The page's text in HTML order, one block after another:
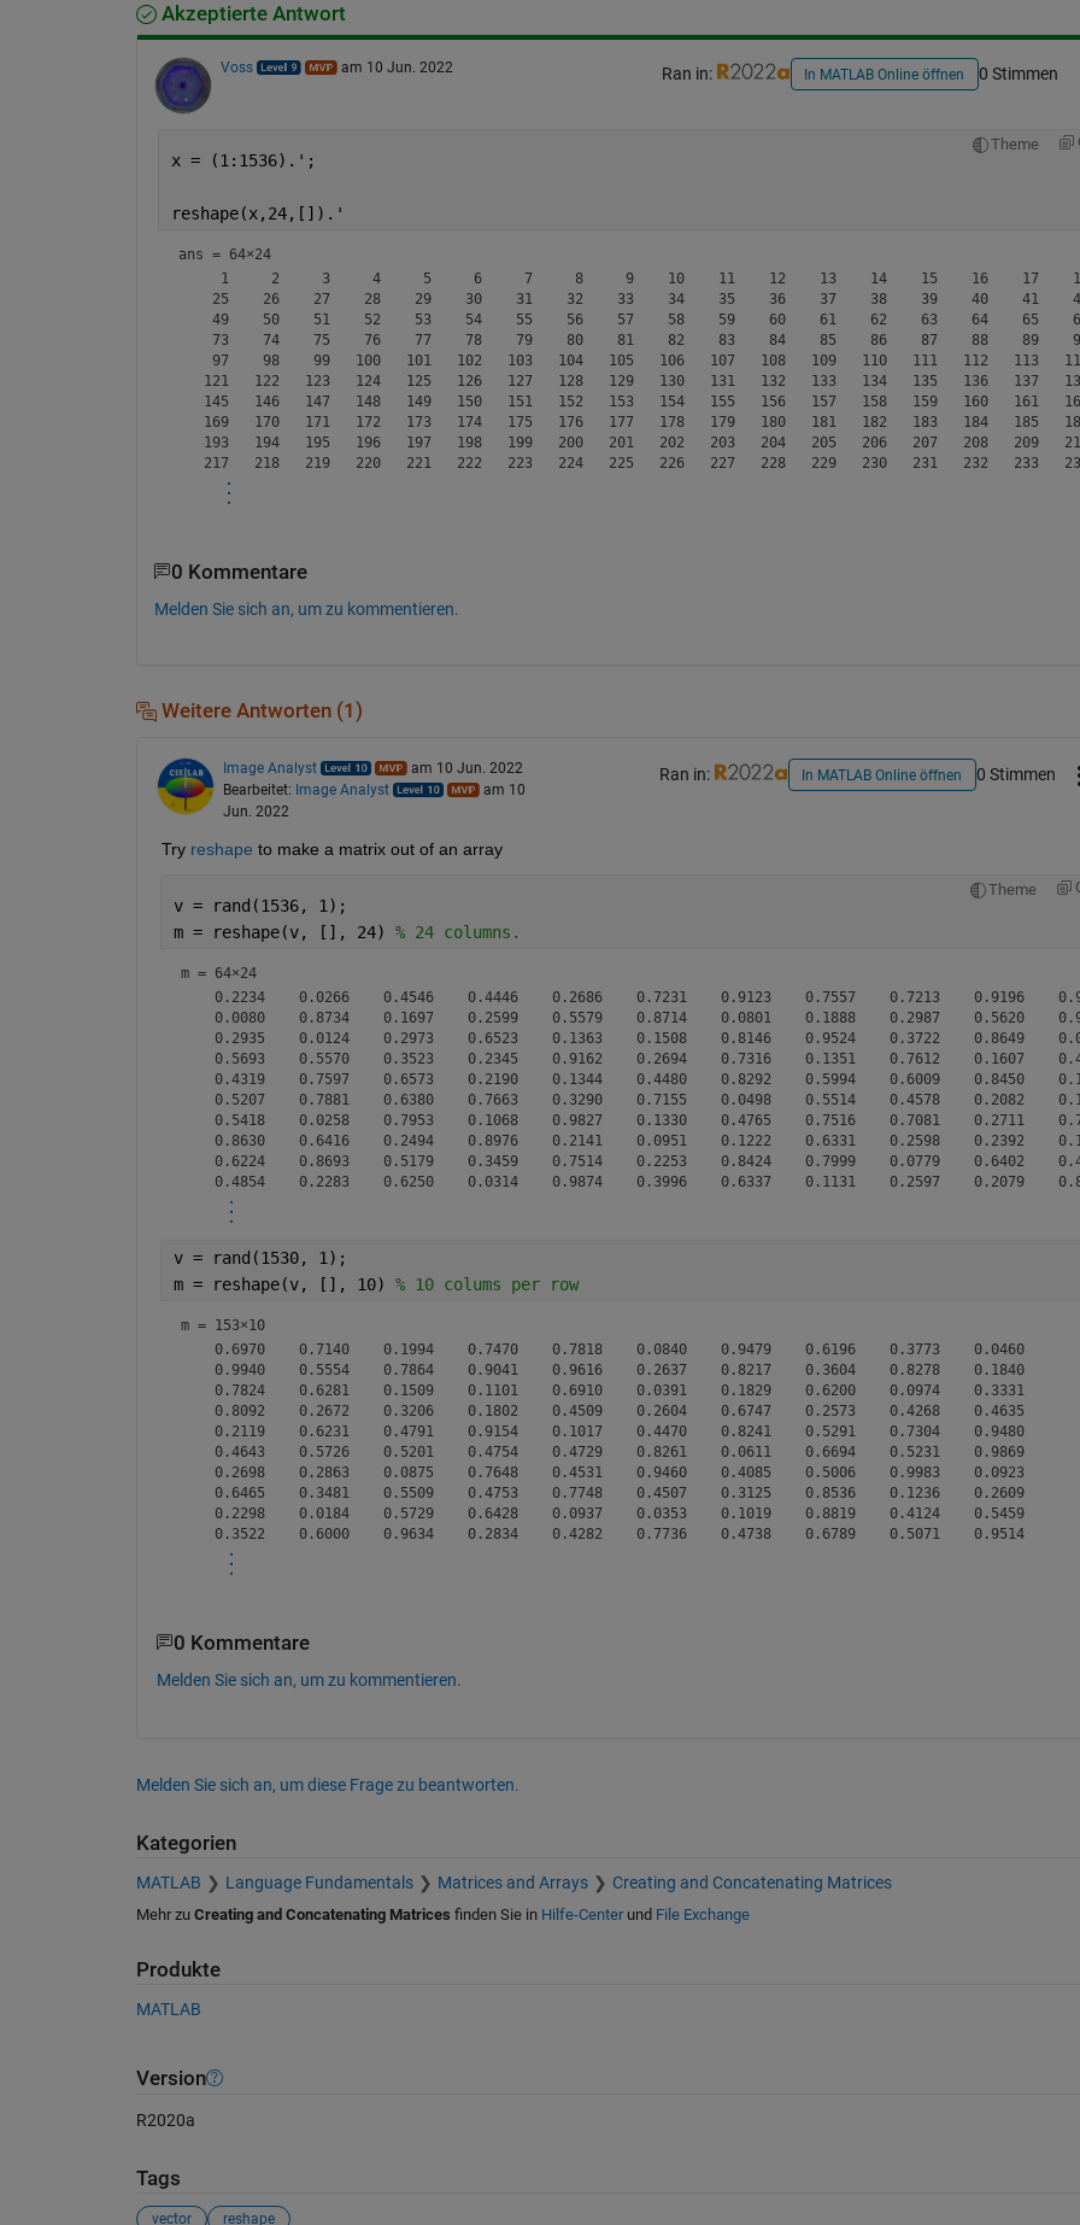
Akzeptierte Antwort
Voss am 10 Jun. 2022 Ran in: In MATLAB Online öffnen 0 Stimmen
Theme
x = (1:1536).';
reshape(x,24,[]).'
ans = 64×24
1     2     3     4     5     6     7     8     9    10    11    12    13    14    15    16    17
25    26    27    28    29    30    31    32    33    34    35    36    37    38    39    40    41
49    50    51    52    53    54    55    56    57    58    59    60    61    62    63    64    65
73    74    75    76    77    78    79    80    81    82    83    84    85    86    87    88    89
97    98    99   100   101   102   103   104   105   106   107   108   109   110   111   112   113
121   122   123   124   125   126   127   128   129   130   131   132   133   134   135   136   137
145   146   147   148   149   150   151   152   153   154   155   156   157   158   159   160   161
169   170   171   172   173   174   175   176   177   178   179   180   181   182   183   184   185
193   194   195   196   197   198   199   200   201   202   203   204   205   206   207   208   209
0 Kommentare
Melden Sie sich an, um zu kommentieren.
Weitere Antworten (1)
Image Analyst
am 10 Jun. 2022
Bearbeitet: Image Analyst
am 10
Jun. 2022
Ran in: In MATLAB Online öffnen 0 Stimmen
Try reshape to make a matrix out of an array
Theme
v = rand(1536, 1);
m = reshape(v, [], 24) % 24 columns.
m = 64×24
0.2234    0.0266    0.4546    0.4446    0.2686    0.7231    0.9123    0.7557    0.7213    0.9196
0.0080    0.8734    0.1697    0.2599    0.5579    0.8714    0.0801    0.1888    0.2987    0.5620
0.2935    0.0124    0.2973    0.6523    0.1363    0.1508    0.8146    0.9524    0.3722    0.8649
0.5693    0.5570    0.3523    0.2345    0.9162    0.2694    0.7316    0.1351    0.7612    0.1607
0.4319    0.7597    0.6573    0.2190    0.1344    0.4480    0.8292    0.5994    0.6009    0.8450
0.5207    0.7881    0.6380    0.7663    0.3290    0.7155    0.0498    0.5514    0.4578    0.2082
0.5418    0.0258    0.7953    0.1068    0.9827    0.1330    0.4765    0.7516    0.7081    0.2711
0.8630    0.6416    0.2494    0.8976    0.2141    0.0951    0.1222    0.6331    0.2598    0.2392
0.6224    0.8693    0.5179    0.3459    0.7514    0.2253    0.8424    0.7999    0.0779    0.6402
v = rand(1530, 1);
m = reshape(v, [], 10) % 10 colums per row
m = 153×10
    0.6970    0.7140    0.1994    0.7470    0.7818    0.0840    0.9479    0.6196    0.3773    0.0460
    0.9940    0.5554    0.7864    0.9041    0.9616    0.2637    0.8217    0.3604    0.8278    0.1840
    0.7824    0.6281    0.1509    0.1101    0.6910    0.0391    0.1829    0.6200    0.0974    0.3331
    0.8092    0.2672    0.3206    0.1802    0.4509    0.2604    0.6747    0.2573    0.4268    0.4635
    0.2119    0.6231    0.4791    0.9154    0.1017    0.4470    0.8241    0.5291    0.7304    0.9480
    0.4643    0.5726    0.5201    0.4754    0.4729    0.8261    0.0611    0.6694    0.5231    0.9869
    0.2698    0.2863    0.0875    0.7648    0.4531    0.9460    0.4085    0.5006    0.9983    0.0923
    0.6465    0.3481    0.5509    0.4753    0.7748    0.4507    0.3125    0.8536    0.1236    0.2609
    0.2298    0.0184    0.5729    0.6428    0.0937    0.0353    0.1019    0.8819    0.4124    0.5459
    0.3522    0.6000    0.9634    0.2834    0.4282    0.7736    0.4738    0.6789    0.5071    0.9514
0 Kommentare
Melden Sie sich an, um zu kommentieren.
Melden Sie sich an, um diese Frage zu beantworten.
Kategorien
MATLAB Language Fundamentals Matrices and Arrays Creating and Concatenating Matrices
Mehr zu Creating and Concatenating Matrices finden Sie in Hilfe-Centerund File Exchange
Produkte
MATLAB
Version
R2020a
Tags
vector reshape